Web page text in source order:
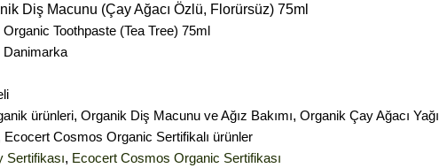
Diş Macunu (Çay Ağacı Özlü, Florürsüz) 75ml
Toothpaste (Tea Tree) 75ml
Danimarka
ürünleri, Organik Diş Macunu ve Ağız Bakımı, Organik Çay Ağacı Yağı
Ecocert Cosmos Organic Sertifikalı ürünler
Sertifikası, Ecocert Cosmos Organic Sertifikası